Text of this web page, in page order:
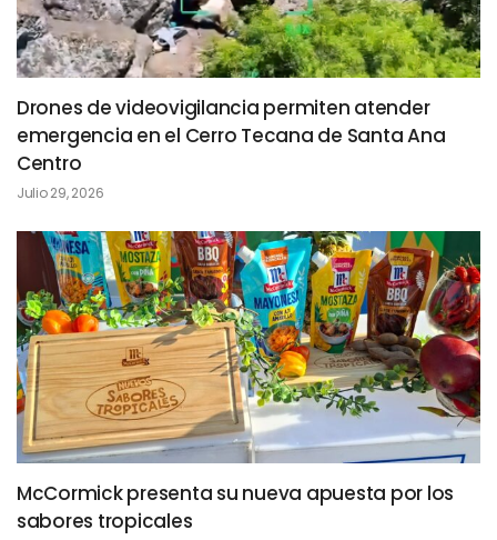
Drones de videovigilancia permiten atender
emergencia en el Cerro Tecana de Santa Ana
Centro
Julio 29, 2026
McCormick presenta su nueva apuesta por los
sabores tropicales